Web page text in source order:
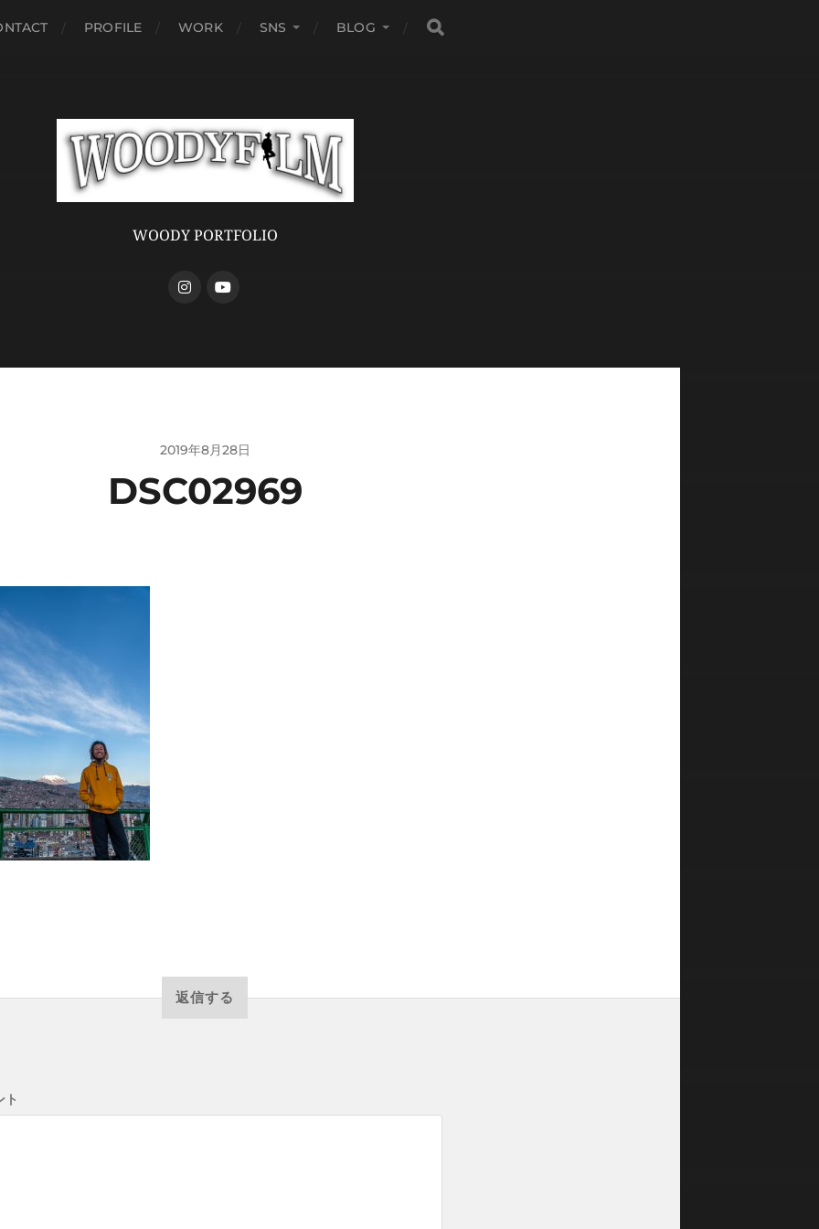
PROFILE WORK SNS BLOG
WOODY PORTFOLIO
2019年8月28日
DSC02969
返信する
ト